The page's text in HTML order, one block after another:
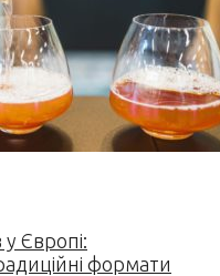
Європі:
формати